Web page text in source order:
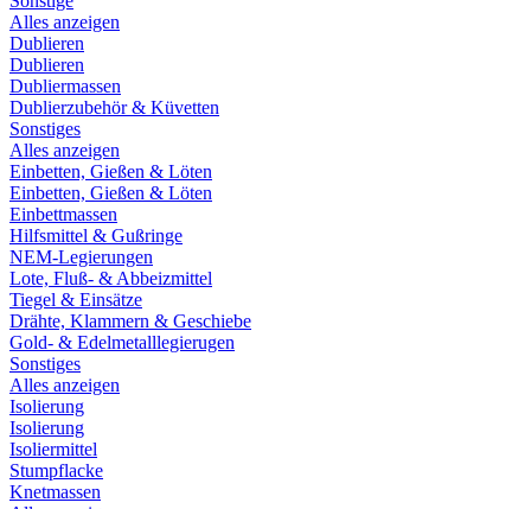
Alles anzeigen
Dublieren
Dublieren
Dubliermassen
Dublierzubehör & Küvetten
Sonstiges
Alles anzeigen
Einbetten, Gießen & Löten
Einbetten, Gießen & Löten
Einbettmassen
Hilfsmittel & Gußringe
NEM-Legierungen
Lote, Fluß- & Abbeizmittel
Tiegel & Einsätze
Drähte, Klammern & Geschiebe
Gold- & Edelmetalllegierugen
Sonstiges
Alles anzeigen
Isolierung
Isolierung
Isoliermittel
Stumpflacke
Knetmassen